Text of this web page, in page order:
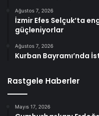
Ağustos 7, 2026
İzmir Efes Selçuk’ta
güçleniyorlar
Ağustos 7, 2026
Kurban Bayramı’nda
Rastgele Haberler
Mayıs 17, 2026